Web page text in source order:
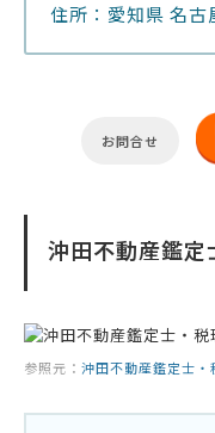
住所：愛知県 名
お問合せ
沖田不動産鑑
参照元： 沖田不動産鑑定士・